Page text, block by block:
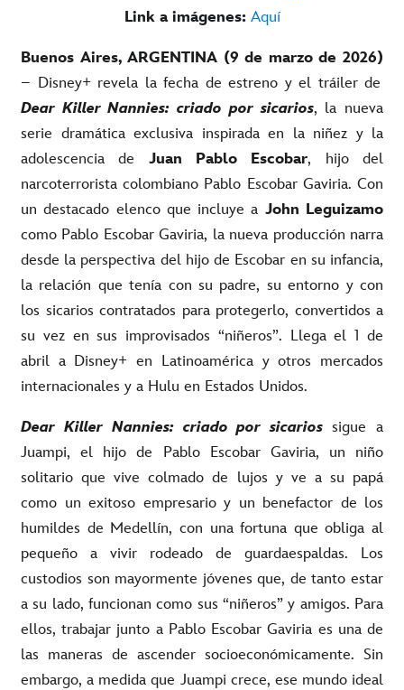
Link a imágenes: Aquí
Buenos Aires, ARGENTINA (9 de marzo de 2026)
– Disney+ revela la fecha de estreno y el tráiler de
Dear Killer Nannies: criado por sicarios, la nueva
serie dramática exclusiva inspirada en la niñez y la
adolescencia de Juan Pablo Escobar, hijo del
narcoterrorista colombiano Pablo Escobar Gaviria. Con
un destacado elenco que incluye a John Leguizamo
como Pablo Escobar Gaviria, la nueva producción narra
desde la perspectiva del hijo de Escobar en su infancia,
la relación que tenía con su padre, su entorno y con
los sicarios contratados para protegerlo, convertidos a
su vez en sus improvisados “niñeros”. Llega el 1 de
abril a Disney+ en Latinoamérica y otros mercados
internacionales y a Hulu en Estados Unidos.
Dear Killer Nannies: criado por sicariossigue a
Juampi, el hijo de Pablo Escobar Gaviria, un niño
solitario que vive colmado de lujos y ve a su papá
como un exitoso empresario y un benefactor de los
humildes de Medellín, con una fortuna que obliga al
pequeño a vivir rodeado de guardaespaldas. Los
custodios son mayormente jóvenes que, de tanto estar
a su lado, funcionan como sus “niñeros” y amigos. Para
ellos, trabajar junto a Pablo Escobar Gaviria es una de
las maneras de ascender socioeconómicamente. Sin
embargo, a medida que Juampi crece, ese mundo ideal